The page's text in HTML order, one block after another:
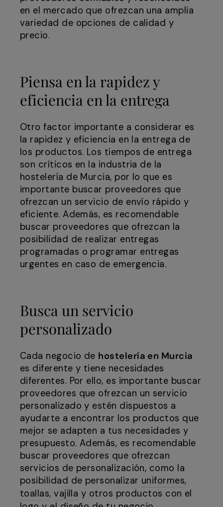
en el mercado que ofrezcan una amplia
variedad de opciones de calidad y
precio.
Piensa en la rapidez y
eficiencia en la entrega
Otro factor importante a considerar es
la rapidez y eficiencia en la entrega de
los productos. Los tiempos de entrega
son críticos en la industria de la
hostelería de Murcia, por lo que es
importante buscar proveedores que
ofrezcan un servicio de envío rápido y
eficiente. Además, es recomendable
buscar proveedores que ofrezcan la
posibilidad de realizar entregas
programadas o programar entregas
urgentes en caso de emergencia.
Busca un servicio
personalizado
Cada negocio de hostelería en Murcia
es diferente y tiene necesidades
diferentes. Por ello, es importante buscar
proveedores que ofrezcan un servicio
personalizado y estén dispuestos a
ayudarte a encontrar los productos que
mejor se adapten a tus necesidades y
presupuesto. Además, es recomendable
buscar proveedores que ofrezcan
servicios de personalización, como la
posibilidad de personalizar uniformes,
toallas,vajilla y otros productos con el